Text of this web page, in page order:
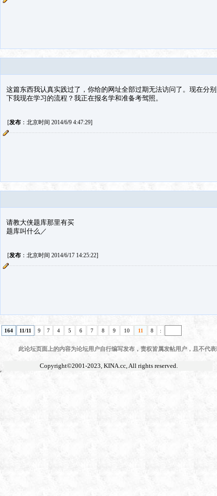
这篇东西我认真实践过了，你给的网址全部过期无法访问了。现在分
下我现在学习的流程？我正在报名学和准备考驾照。
[发布：北京时间 2014/6/9 4:47:29]
请教大侠题库那里有买
题库叫什么／
[发布：北京时间 2014/6/17 14:25:22]
164 11/11 9 7 4 5 6 7 8 9 10 11 8 :
此论坛页面上的内容为论坛用户自行编写发布，责权皆属发帖用户，且不代
Copyright©2001-2023, KINA.cc, All rights reserved.